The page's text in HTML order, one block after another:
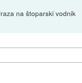
na štoparski vodnik